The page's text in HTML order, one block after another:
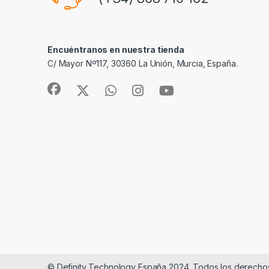
Encuéntranos en nuestra tienda
C/ Mayor Nº117, 30360 La Unión, Murcia, España.